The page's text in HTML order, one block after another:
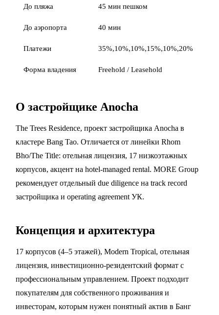
До пляжа 45 мин пешком
До аэропорта 40 мин
Платежи 35%,10%,10%,15%,10%,20%
Форма владения Freehold / Leasehold
О застройщике Anocha
The Trees Residence, проект застройщика Anocha в
кластере Bang Tao. Отличается от линейки Rhom
Bho/The Title: отельная лицензия, 17 низкоэтажных
корпусов, акцент на hotel-managed rental. MORE Group
рекомендует отдельный due diligence на track record
застройщика и operating agreement УК.
Концепция и архитектура
17 корпусов (4–5 этажей), Modern Tropical, отельная
лицензия, инвестиционно-резидентский формат с
профессиональным управлением. Проект подходит
покупателям для собственного проживания и
инвесторам, которым нужен понятный актив в Банг